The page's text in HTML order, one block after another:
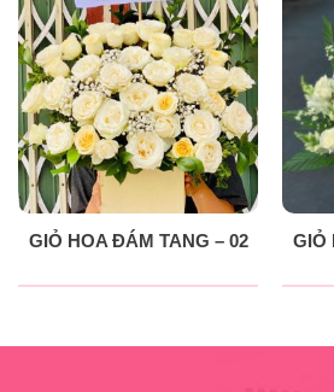
GIỎ HOA ĐÁM TANG – 02 GIỎ